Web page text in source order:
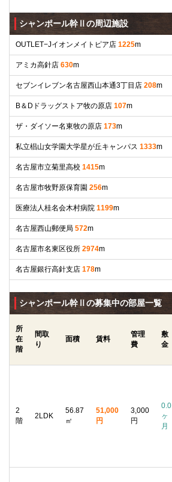
シャンポール幹Ⅱの周辺施設
OUTLET−Jイオンメイトピア店 1225m
アミカ高針店 630m
セブンイレブン名古屋西山本通3丁目店 208m
B＆Dドラッグストア牧の原店 107m
ザ・ダイソー名東牧の原店 173m
私立椙山女学園大学星が丘キャンパス 1333m
名古屋市立菊里高校 1415m
名古屋市牧野原保育園 256m
医療法人桂名会木村病院 1199m
名古屋西山郵便局 572m
名古屋市名東区役所 2974m
名古屋銀行高針支店 178m
シャンポール幹Ⅱの募集中の部屋一覧
所
在
階
間取
り
面積 賃料
管理
費
敷
金
2
階
2LDK
56.87
㎡
51,000
円
3,000
円
0.0
ヶ
月